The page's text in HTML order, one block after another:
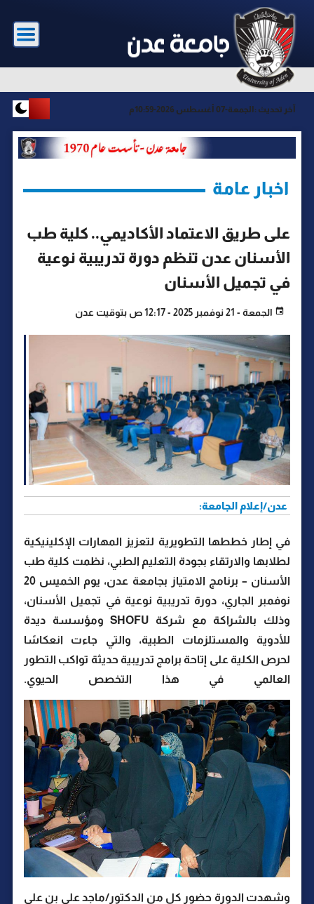
آخر تحديث : الجمعة-07 أغسطس 2026-10:59م
اخبار عامة
على طريق الاعتماد الأكاديمي.. كلية طب
الأسنان عدن تنظم دورة تدريبية نوعية
في تجميل الأسنان
الجمعة - 21 نوفمبر 2025 - 12:17 ص بتوقيت عدن
عدن/إعلام الجامعة:
في إطار خططها التطويرية لتعزيز المهارات الإكلينيكية
لطلابها والارتقاء بجودة التعليم الطبي، نظمت كلية طب
الأسنان – برنامج الامتياز بجامعة عدن، يوم الخميس 20
نوفمبر الجاري، دورة تدريبية نوعية في تجميل الأسنان،
وذلك بالشراكة مع شركة SHOFU ومؤسسة ديدة
للأدوية والمستلزمات الطبية، والتي جاءت انعكاسًا
لحرص الكلية على إتاحة برامج تدريبية حديثة تواكب التطور
العالمي في هذا التخصص الحيوي.
وشهدت الدورة حضور كل من الدكتور/ماجد علي بن علي